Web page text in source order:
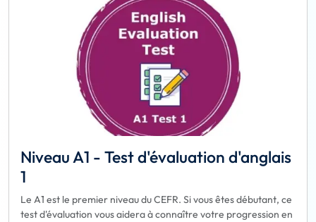
Niveau A1 - Test d'évaluation d'anglais
1
Le A1 est le premier niveau du CEFR. Si vous êtes débutant, ce
test d'évaluation vous aidera à connaître votre progression en